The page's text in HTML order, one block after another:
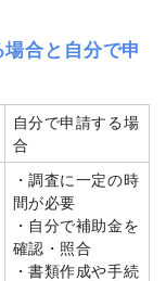
場合と自分で申
自分で申請する場
合
・調査に一定の時
間が必要
・自分で補助金を
確認・照合
・書類作成や手続